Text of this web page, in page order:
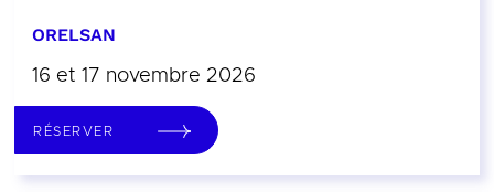
ORELSAN
16 et 17 novembre 2026
RÉSERVER